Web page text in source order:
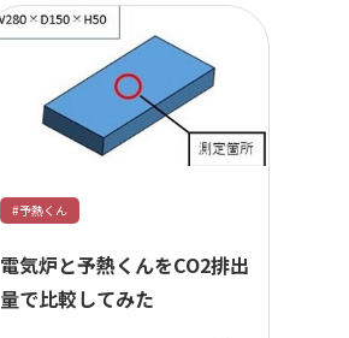
#予熱くん
電気炉と予熱くんをCO2排出
量で比較してみた